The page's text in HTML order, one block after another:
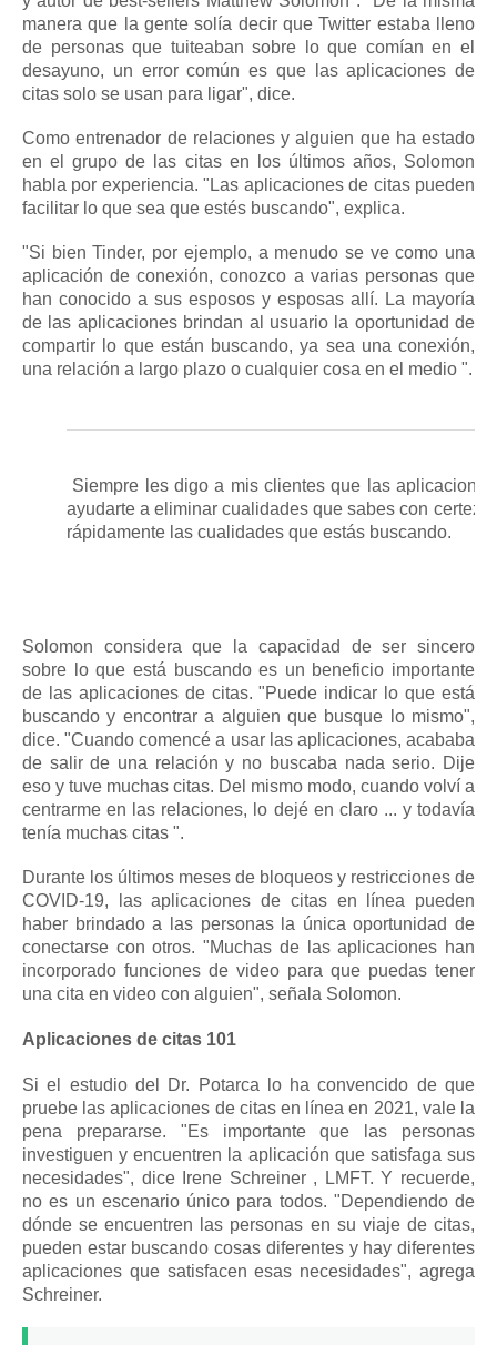
manera que la gente solía decir que Twitter estaba lleno
de personas que tuiteaban sobre lo que comían en el
desayuno, un error común es que las aplicaciones de
citas solo se usan para ligar", dice.
Como entrenador de relaciones y alguien que ha estado
en el grupo de las citas en los últimos años, Solomon
habla por experiencia."Las aplicaciones de citas pueden
facilitar lo que sea que estés buscando", explica.
"Si bien Tinder, por ejemplo, a menudo se ve como una
aplicación de conexión, conozco a varias personas que
han conocido a sus esposos y esposas allí. La mayoría
de las aplicaciones brindan al usuario la oportunidad de
compartir lo que están buscando, ya sea una conexión,
una relación a largo plazo o cualquier cosa en el medio ".
Siempre les digo a mis clientes que las
ayudarte a eliminar cualidades que sabes con
rápidamente las cualidades que estás buscando.
Solomon considera que la capacidad de ser sincero
sobre lo que está buscando es un beneficio importante
de las aplicaciones de citas."Puede indicar lo que está
buscando y encontrar a alguien que busque lo mismo",
dice."Cuando comencé a usar las aplicaciones, acababa
de salir de una relación y no buscaba nada serio. Dije
eso y tuve muchas citas. Del mismo modo, cuando volví a
centrarme en las relaciones, lo dejé en claro ... y todavía
tenía muchas citas ".
Durante los últimos meses de bloqueos y restricciones de
COVID-19, las aplicaciones de citas en línea pueden
haber brindado a las personas la única oportunidad de
conectarse con otros."Muchas de las aplicaciones han
incorporado funciones de video para que puedas tener
una cita en video con alguien", señala Solomon.
Aplicaciones de citas 101
Si el estudio del Dr. Potarca lo ha convencido de que
pruebe las aplicaciones de citas en línea en 2021, vale la
pena prepararse. "Es importante que las personas
investiguen y encuentren la aplicación que satisfaga sus
necesidades", dice
Irene Schreiner, LMFT.Y recuerde,
no es un escenario único para todos. "Dependiendo de
dónde se encuentren las personas en su viaje de citas,
pueden estar buscando cosas diferentes y hay diferentes
aplicaciones que satisfacen esas necesidades", agrega
Schreiner.